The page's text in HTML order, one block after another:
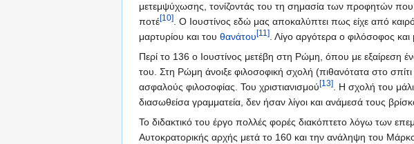
μετεμψύχωσης, τονίζοντάς του τη σημασία των προφητών που
ποτέ[10]. Ο Ιουστίνος εδώ μας αποκαλύπτει πως είχε από
μαρτυρίου και του θανάτου[11]. Λίγο αργότερα ο φιλόσοφος
Περί το 136 ο Ιουστίνος μετέβη στη Ρώμη, όπου με εξαίρεση
του. Στη Ρώμη άνοιξε φιλοσοφική σχολή (πιθανότατα στο
ασφαλούς φιλοσοφίας. Του χριστιανισμού[13]. Η σχολή του
διασωθείσα γραμματεία, δεν ήσαν λίγοι και ανάμεσά τους
Το διδακτικό του έργο πολλές φορές διακόπτετο λόγω των
Αυτοκρατορικής αρχής μετά το 160 και την ανάληψη του